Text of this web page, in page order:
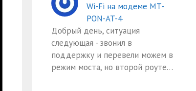
Wi-Fi на модеме MT-
PON-AT-4
Добрый день, ситуация
следующая - звонил в
поддержку и перевели можем в
режим моста, но второй роуте…